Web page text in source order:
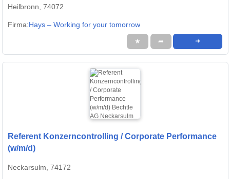
Heilbronn, 74072
Firma:Hays – Working for your tomorrow
★ ➦ ➜
Referent Konzerncontrolling / Corporate Performance
(w/m/d)
Neckarsulm, 74172